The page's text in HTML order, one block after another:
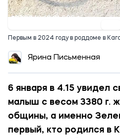
09:10 12.01.2024
Первым в 2024 году в роддоме в
Ярина Письменная
6 января в 4.15 увидел
малыш с весом 3380 г.
общины, а именно
первый, кто родился в